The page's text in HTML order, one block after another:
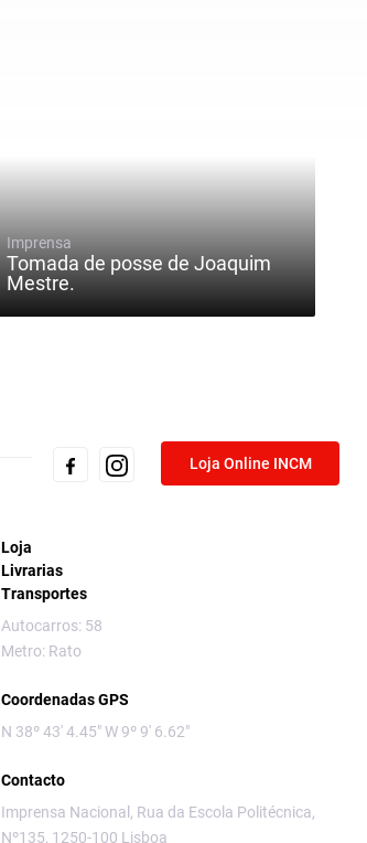
Imprensa
Tomada de posse de Joaquim
Mestre.
Loja Online INCM
Loja
Livrarias
Transportes
Autocarros: 58
Metro: Rato
Coordenadas GPS
N 38º 43' 4.45" W 9º 9' 6.62"
Contacto
Imprensa Nacional, Rua da Escola Politécnica,
Nº135, 1250-100 Lisboa